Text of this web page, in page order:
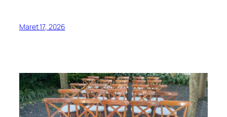
Maret 17, 2026